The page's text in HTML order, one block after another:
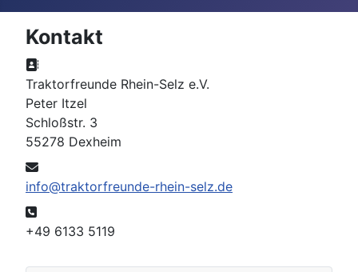
Kontakt
Adresse:
Traktorfreunde Rhein-Selz e.V.
Peter Itzel
Schloßstr. 3
55278 Dexheim
E-Mail:
info@traktorfreunde-rhein-selz.de
Telefon:
+49 6133 5119